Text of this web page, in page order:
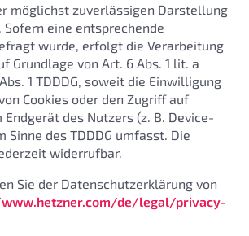
möglichst zuverlässigen Darstellung
Sofern eine entsprechende
wurde, erfolgt die Verarbeitung
Grundlage von Art. 6 Abs. 1 lit. a
1 TDDDG, soweit die Einwilligung
Cookies oder den Zugriff auf
des Nutzers (z. B. Device-
Sinne des TDDDG umfasst. Die
widerrufbar.
Sie der Datenschutzerklärung von
de/legal/privacy-